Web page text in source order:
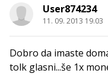
User874234
11. 09. 2013 19.03
Dobro da imaste
tolk glasni...še 1x